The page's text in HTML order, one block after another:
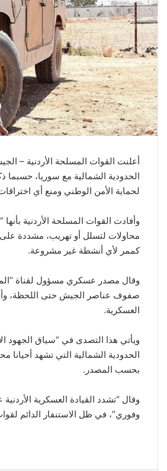
أعلنت القوات المسلحة الأردنية –
الحدودية الشمالية مع سوريا، حسبما
لحماية الأمن الوطني ومنع أي
وأفادت القوات المسلحة الأردنية
محاولات لتسلل أو تهريب، مشددة على
كممر لأي أنشطة غير مشروعة.
وقال مصدر عسكري مسؤول لقناة
صفوف عناصر الجيش حتى اللحظة،
العسكرية.
ويأتي هذا التصدى في “سياق الجهود
الحدودية الشمالية التي تشهد
بحسب المصدر.
وقال “تشدد القيادة العسكرية
وفوري”، في ظل الاستنفار الدائم